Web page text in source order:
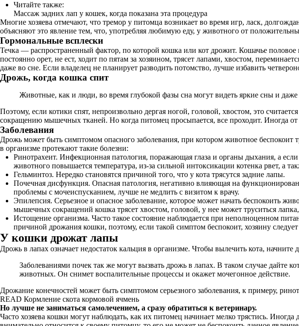
Читайте также:
Массаж задних лап у кошек, когда показана эта процедура
Многие хозяева отмечают, что тремор у питомца возникает во время игр, ласк,
объясняют это явление тем, что, употребляя любимую еду, у животного от
Гормональные всплески
Течка — распространенный фактор, по которой кошка или кот дрожит. Кошачье
постоянно орет, не ест, ходит по пятам за хозяином, трясет лапами, хвостом,
даже во сне. Если владелец не планирует разводить потомство, лучше избавить
Дрожь, когда кошка спит
Животные, как и люди, во время глубокой фазы сна могут видеть яркие сны и
Поэтому, если котики спят, непроизвольно дергая ногой, головой, хвостом, это
сокращению мышечных тканей. Но когда питомец просыпается, все проходит. Иногда
Заболевания
Дрожь может быть симптомом опасного заболевания, при котором животное беспокоит
в организме протекают такие болезни:
Ринотрахеит. Инфекционная патология, поражающая глаза и органы дыхания, а
животного повышается температура, из-за сильной интоксикации котенка рвет, а
Гельминтоз. Нередко становятся причиной того, что у кота трясутся задние лапы.
Почечная дисфункция. Опасная патология, негативно влияющая на
проблемы с мочеиспусканием, лучше не медлить с визитом к врачу.
Эпилепсия. Серьезное и опасное заболевание, которое может начать беспокоить
мышечных сокращений кошка трясет хвостом, головой, у нее может труситься
Истощение организма. Часто такое состояние наблюдается при неполноценном
причиной дрожания кошки, поэтому, если такой симптом беспокоит, хозяину
У кошки дрожат лапы
Дрожь в лапах означает недостаток кальция в организме. Чтобы вылечить кота,
Заболеваниями почек так же могут вызвать дрожь в лапах. В таком случае дайте
животных. Он снимет воспалительные процессы и окажет мочегонное действие.
Дрожание конечностей может быть симптомом серьезного заболевания, к примеру,
READ Кормление скота кормовой ячмень
Но лучше не заниматься самолечением, а сразу обратиться к ветеринару.
Часто хозяева кошки могут наблюдать, как их питомец начинает мелко трястись.